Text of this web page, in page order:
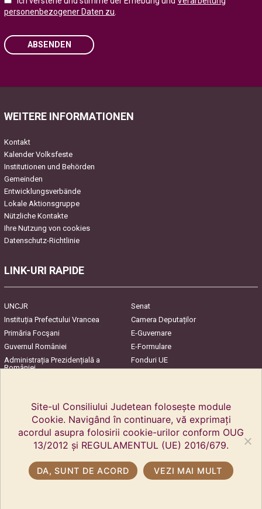
personenbezogener Daten zu.
ABSENDEN
WEITERE INFORMATIONEN
Kontakt
Kalender Volksfeste
Institutionen und Behörden
Gemeinden
Entwicklungsverbände
Lokale Aktionsgruppe
Nützliche Kontakte
Ihre Nutzung von cookies
Datenschutz-Richtlinie
LINK-URI RAPIDE
UNCJR
Senat
Instituția Prefectului Vrancea
Camera Deputaților
Primăria Focşani
E-Guvernare
Guvernul României
E-Formulare
Administrația Prezidențială a
României
Fonduri UE
Site-ul Consiliului Judetean folosește module
Cookie. Navigând în continuare, vă exprimați
acordul asupra folosirii cookie-urilor conform OUG
13/2012 și REGULAMENTUL (UE) 2016/679.
DA, SUNT DE ACORD VEZI MAI MULT